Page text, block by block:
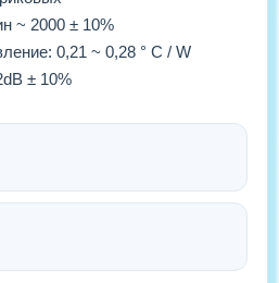
~ 2000 ± 10%
0,21 ~ 0,28 ° C / W
± 10%